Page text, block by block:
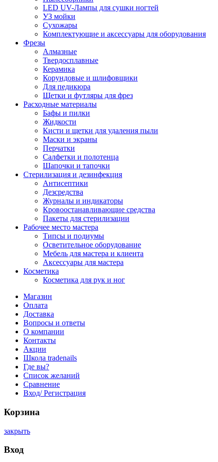
LED UV-Лампы для сушки ногтей
УЗ мойки
Сухожары
Комплектующие и аксессуары для оборудования
Фрезы
Алмазные
Твердосплавные
Керамика
Корундовые и шлифовщики
Для педикюра
Щетки и футляры для фрез
Расходные материалы
Бафы и пилки
Жидкости
Кисти и щетки для удаления пыли
Маски и экраны
Перчатки
Салфетки и полотенца
Шапочки и тапочки
Стерилизация и дезинфекция
Антисептики
Дезсредства
Журналы и индикаторы
Кровоостанавливающие средства
Пакеты для стерилизации
Рабочее место мастера
Типсы и подиумы
Осветительное оборудование
Мебель для мастера и клиента
Аксессуары для мастера
Косметика
Косметика для рук и ног
Магазин
Оплата
Доставка
Вопросы и ответы
О компании
Контакты
Акции
Школа tradenails
Где вы?
Список желаний
Сравнение
Вход/ Регистрация
Корзина
закрыть
Вход